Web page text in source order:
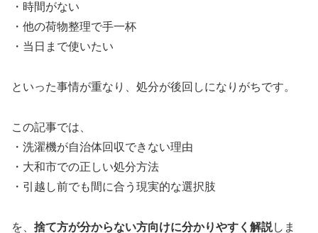
・時間がない
・他の荷物整理で手一杯
・当日まで使いたい
といった事情が重なり、処分が後回しになりがちです。
この記事では、
・洗濯機が自治体回収できない理由
・大和市での正しい処分方法
・引越し前でも間に合う現実的な選択肢
を、 捨て方が分からない方向けに分かりやすく解説しま